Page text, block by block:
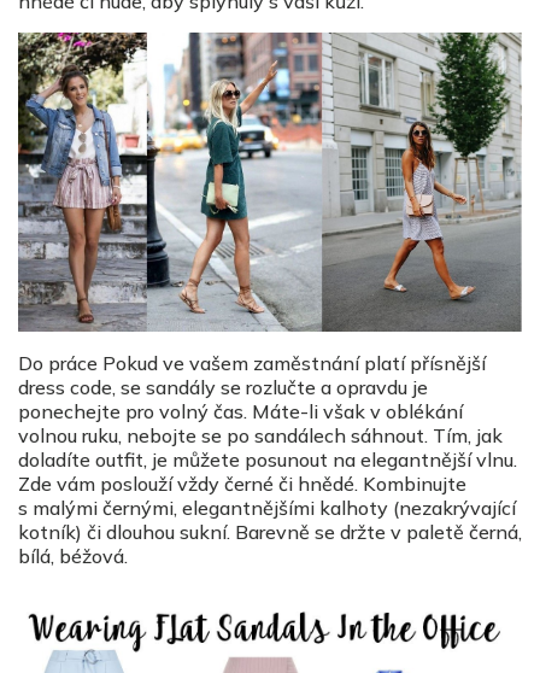
Do práce Pokud ve vašem zaměstnání platí přísnější
dress code, se sandály se rozlučte a opravdu je
ponechejte pro volný čas. Máte-li však v oblékání
volnou ruku, nebojte se po sandálech sáhnout. Tím, jak
doladíte outfit, je můžete posunout na elegantnější vlnu.
Zde vám poslouží vždy černé či hnědé. Kombinujte
s malými černými, elegantnějšími kalhoty (nezakrývající
kotník) či dlouhou sukní. Barevně se držte v paletě černá,
bílá, béžová.